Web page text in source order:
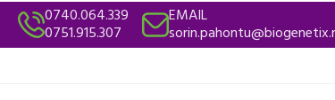
0740.064.339
0751.915.307
EMAIL